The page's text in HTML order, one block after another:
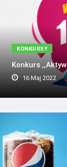
KONKURSY
Konkurs
16 Maj 2022